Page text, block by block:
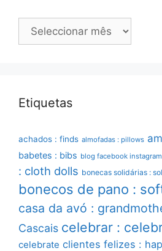
Arquivo
Etiquetas
achados : finds almofadas : pillows
babetes : bibs blog facebook instagram
: cloth dolls bonecas solidárias :
bonecos de pano :
casa da avó :
Cascais celebrar :
celebrate clientes felizes :